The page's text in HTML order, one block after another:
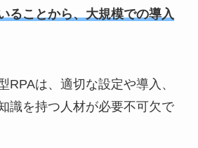
ることから、大規模での導入
RPAは、適切な設定や導入、
識を持つ人材が必要不可欠で